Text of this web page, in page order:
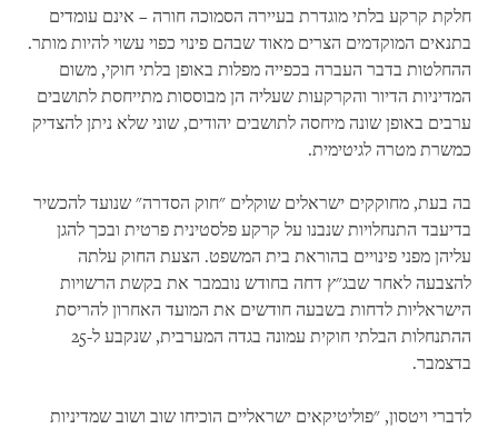
חלקת קרקע בלתי מוגדרת בעיירה הסמוכה חורה – אינם עומדים
בתנאים המוקדמים הצרים מאוד שבהם פינוי כפוי עשוי להיות מותר.
ההחלטות בדבר העברה בכפייה מפלות באופן בלתי חוקי, משום
המדיניות הדיור והקרקעות שעליה הן מבוססות מתייחסת לתושבים
ערבים באופן שונה מיחסה לתושבים יהודים, שוני שלא ניתן להצדיק
כמשרת מטרה לגיטימית.
בה בעת, מחוקקים ישראלים שוקלים "חוק הסדרה" שנועד להכשיר
בדיעבד התנחלויות שנבנו על קרקע פלסטינית פרטית ובכך להגן
עליהן מפני פינויים בהוראת בית המשפט. הצעת החוק עלתה
להצבעה לאחר שבג"ץ דחה בחודש נובמבר את בקשת הרשויות
הישראליות לדחות בשבעה חודשים את המועד האחרון להריסת
ההתנחלות הבלתי חוקית עמונה בגדה המערבית, שנקבע ל-25
בדצמבר.
לדברי ויטסון, "פוליטיקאים ישראליים הוכיחו שוב ושוב שמדיניות